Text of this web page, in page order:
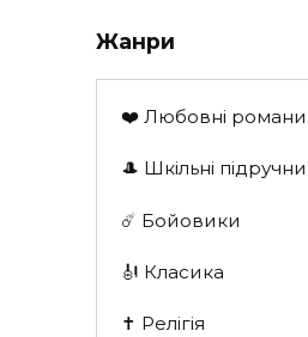
Жанри
❤️ Любовні романи
🎩 Шкільні
☄️ Бойовики
🎻 Класика
✝️ Релігія